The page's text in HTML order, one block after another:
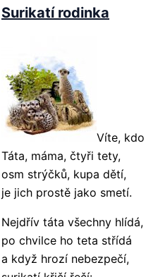
Surikatí rodinka
Víte,
Táta, máma, čtyři tety,
osm strýčků, kupa dětí,
je jich prostě jako smetí.
Nejdřív táta všechny hlídá,
po chvilce ho teta střídá
a když hrozí nebezpečí,